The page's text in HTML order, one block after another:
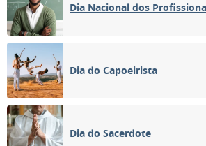
Dia Nacional dos
Dia do Capoeirista
Dia do Sacerdote